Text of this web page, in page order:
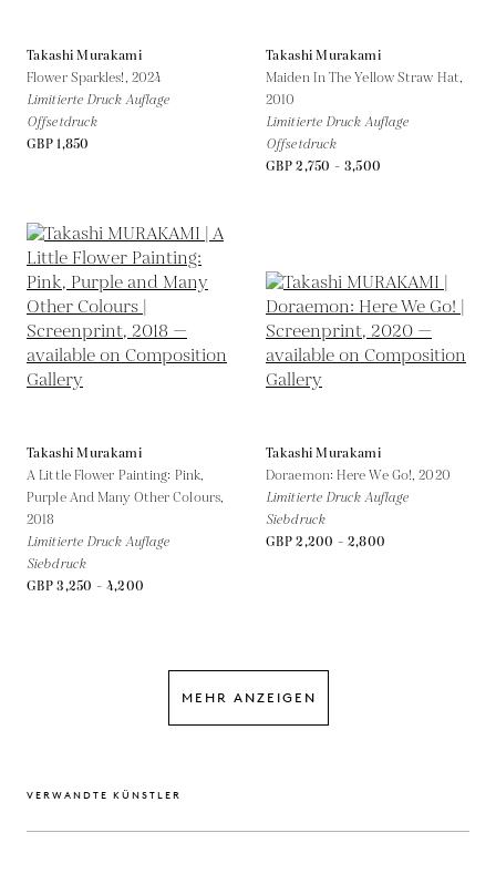
Takashi Murakami
Flower Sparkles!, 2024
Limitierte Druck Auflage
Offsetdruck
GBP 1,850
Takashi Murakami
Maiden In The Yellow Straw Hat,
2010
Limitierte Druck Auflage
Offsetdruck
GBP 2,750 - 3,500
Takashi Murakami
A Little Flower Painting: Pink,
Purple And Many Other Colours,
2018
Limitierte Druck Auflage
Siebdruck
GBP 3,250 - 4,200
Takashi Murakami
Doraemon: Here We Go!,2020
Limitierte Druck Auflage
Siebdruck
GBP 2,200 - 2,800
MEHR ANZEIGEN
VERWANDTE KÜNSTLER